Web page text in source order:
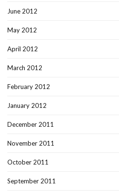
June 2012
May 2012
April 2012
March 2012
February 2012
January 2012
December 2011
November 2011
October 2011
September 2011